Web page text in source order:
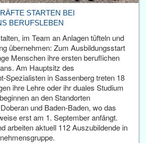
STARTEN BEI
BERUFSLEBEN
im Team an Anlagen tüfteln und
übernehmen: Zum Ausbildungsstart
Menschen ihre ersten beruflichen
Am Hauptsitz des
Spezialisten in Sassenberg treten 18
ihre Lehre oder ihr duales Studium
an den Standorten
und Baden-Baden, wo das
erst am 1. September anfängt.
arbeiten aktuell 112 Auszubildende in